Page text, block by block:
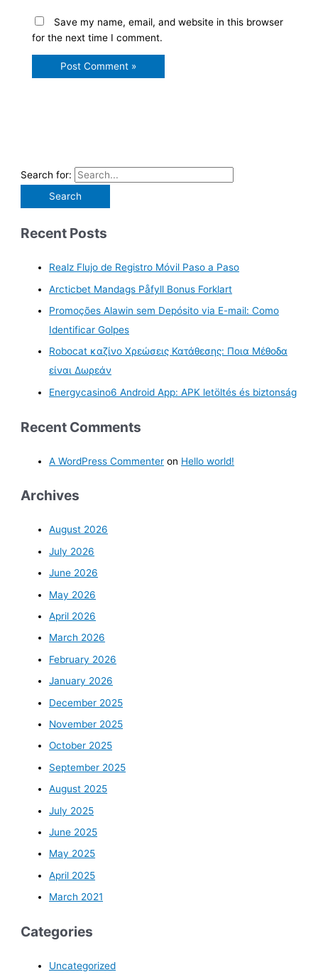
Save my name, email, and website in this browser
for the next time I comment.
Search for:
Recent Posts
Realz Flujo de Registro Móvil Paso a Paso
Arcticbet Mandags Påfyll Bonus Forklart
Promoções Alawin sem Depósito via E-mail: Como
Identificar Golpes
Robocat καζίνο Χρεώσεις Κατάθεσης: Ποια Μέθοδα
είναι Δωρεάν
Energycasino6 Android App: APK letöltés és biztonság
Recent Comments
A WordPress Commenter on Hello world!
Archives
August 2026
July 2026
June 2026
May 2026
April 2026
March 2026
February 2026
January 2026
December 2025
November 2025
October 2025
September 2025
August 2025
July 2025
June 2025
May 2025
April 2025
March 2021
Categories
Uncategorized